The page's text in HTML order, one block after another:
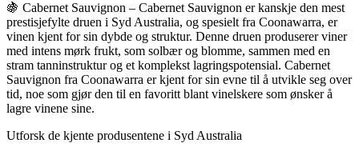
🍇 Cabernet Sauvignon – Cabernet Sauvignon er kanskje den mest
prestisjefylte druen i Syd Australia, og spesielt fra Coonawarra, er
vinen kjent for sin dybde og struktur. Denne druen produserer viner
med intens mørk frukt, som solbær og blomme, sammen med en
stram tanninstruktur og et komplekst lagringspotensial. Cabernet
Sauvignon fra Coonawarra er kjent for sin evne til å utvikle seg over
tid, noe som gjør den til en favoritt blant vinelskere som ønsker å
lagre vinene sine.
Utforsk de kjente produsentene i Syd Australia